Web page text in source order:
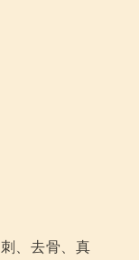
、去骨、真